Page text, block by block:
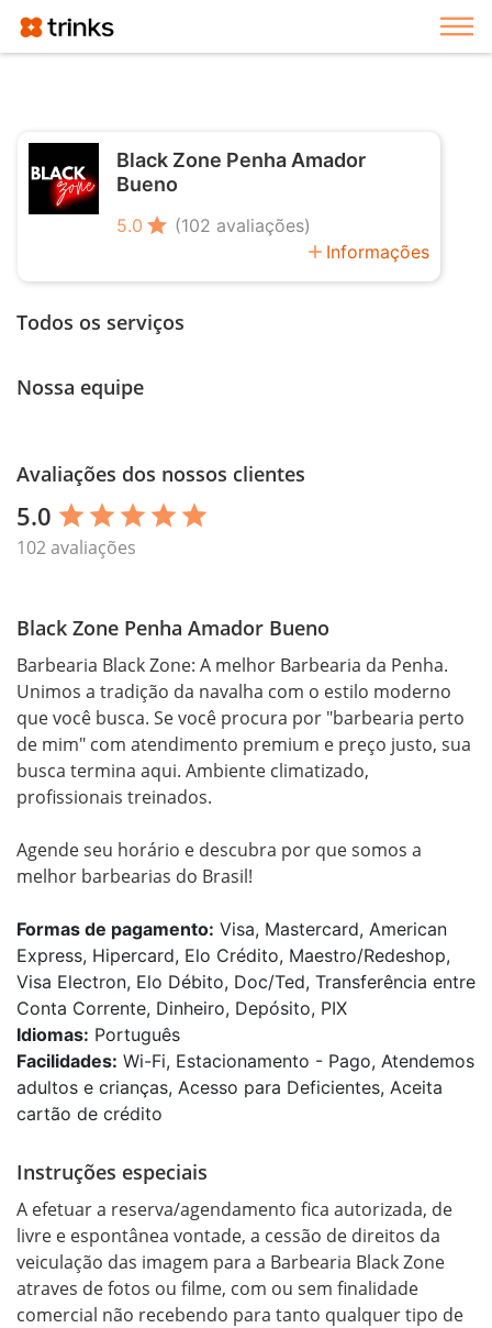
Black Zone Penha Amador
Bueno
5.0 star (102 avaliações)
add Informações
Todos os serviços
Nossa equipe
Avaliações dos nossos clientes
5.0 star star star star star
102 avaliações
Black Zone Penha Amador Bueno
Barbearia Black Zone: A melhor Barbearia da Penha.
Unimos a tradição da navalha com o estilo moderno
que você busca. Se você procura por "barbearia perto
de mim" com atendimento premium e preço justo, sua
busca termina aqui. Ambiente climatizado,
profissionais treinados.
Agende seu horário e descubra por que somos a
melhor barbearias do Brasil!
Formas de pagamento: Visa, Mastercard, American
Express, Hipercard, Elo Crédito, Maestro/Redeshop,
Visa Electron, Elo Débito, Doc/Ted, Transferência entre
Conta Corrente, Dinheiro, Depósito, PIX
Idiomas: Português
Facilidades: Wi-Fi, Estacionamento - Pago, Atendemos
adultos e crianças, Acesso para Deficientes, Aceita
cartão de crédito
Instruções especiais
A efetuar a reserva/agendamento fica autorizada, de
livre e espontânea vontade, a cessão de direitos da
veiculação das imagem para a Barbearia Black Zone
atraves de fotos ou filme, com ou sem finalidade
comercial não recebendo para tanto qualquer tipo de